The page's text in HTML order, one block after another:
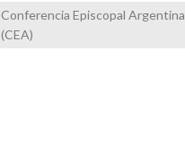
Conferencia Episcopal Argentina
(CEA)